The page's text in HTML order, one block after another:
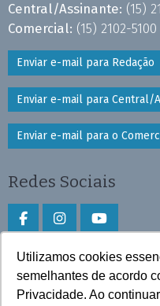
Utilizamos cookies
semelhantes de acordo
Privacidade. Ao
Central/Assinante: (15)
Comercial: (15) 2102-
Enviar e-mail para Redação
Enviar e-mail para Central/
Enviar e-mail para o
Redes Sociais
Faça download do
Play Store e App Store